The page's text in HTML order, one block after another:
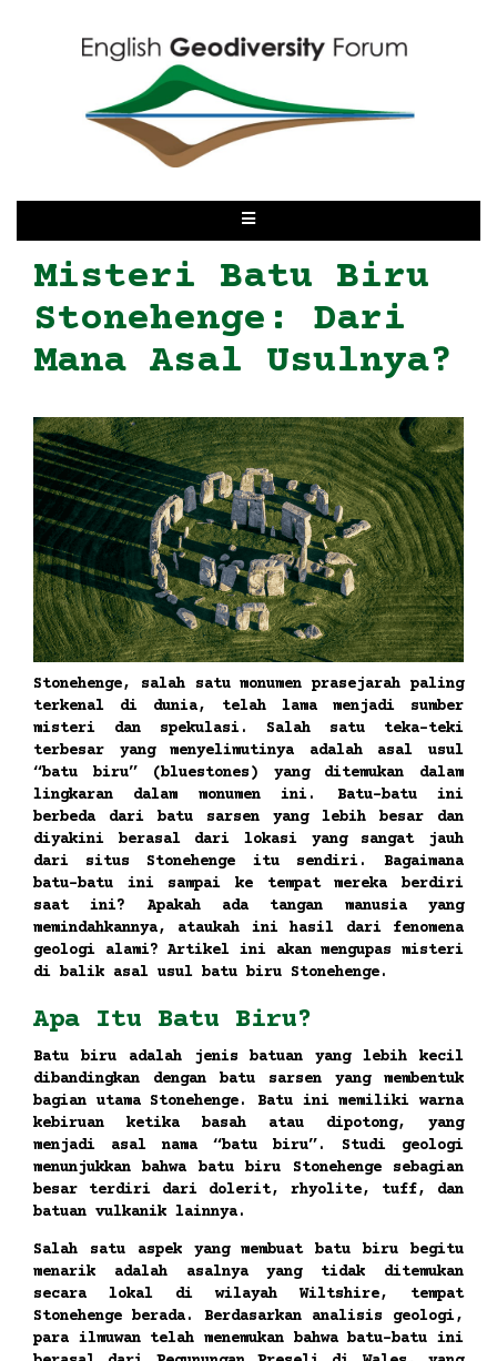
Misteri Batu Biru
Stonehenge: Dari
Mana Asal Usulnya?
Stonehenge, salah satu monumen prasejarah paling
terkenal di dunia, telah lama menjadi sumber
misteri dan spekulasi. Salah satu teka-teki
terbesar yang menyelimutinya adalah asal usul
“batu biru” (bluestones) yang ditemukan dalam
lingkaran dalam monumen ini. Batu-batu ini
berbeda dari batu sarsen yang lebih besar dan
diyakini berasal dari lokasi yang sangat jauh
dari situs Stonehenge itu sendiri. Bagaimana
batu-batu ini sampai ke tempat mereka berdiri
saat ini? Apakah ada tangan manusia yang
memindahkannya, ataukah ini hasil dari fenomena
geologi alami? Artikel ini akan mengupas misteri
di balik asal usul batu biru Stonehenge.
Apa Itu Batu Biru?
Batu biru adalah jenis batuan yang lebih kecil
dibandingkan dengan batu sarsen yang membentuk
bagian utama Stonehenge. Batu ini memiliki warna
kebiruan ketika basah atau dipotong, yang
menjadi asal nama “batu biru”. Studi geologi
menunjukkan bahwa batu biru Stonehenge sebagian
besar terdiri dari dolerit, rhyolite, tuff, dan
batuan vulkanik lainnya.
Salah satu aspek yang membuat batu biru begitu
menarik adalah asalnya yang tidak ditemukan
secara lokal di wilayah Wiltshire, tempat
Stonehenge berada. Berdasarkan analisis geologi,
para ilmuwan telah menemukan bahwa batu-batu ini